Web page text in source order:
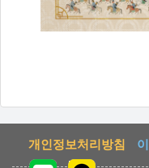
개인정보처리방침